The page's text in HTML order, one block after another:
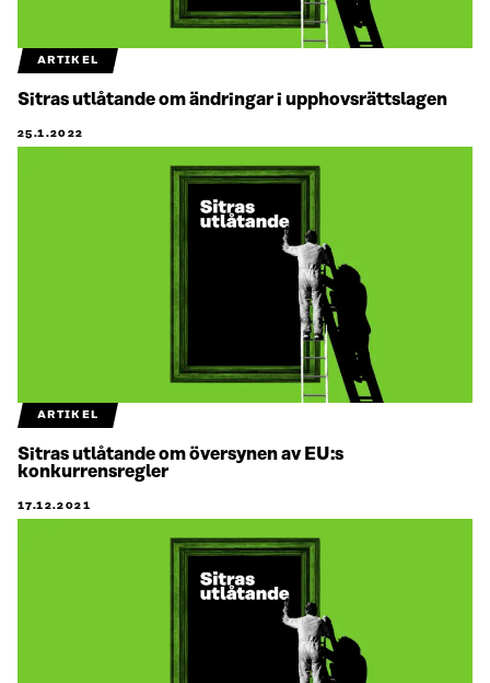
ARTIKEL
Sitras utlåtande om ändringar i upphovsrättslagen
25.1.2022
ARTIKEL
Sitras utlåtande om översynen av EU:s
konkurrensregler
17.12.2021